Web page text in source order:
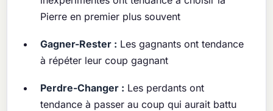
Pierre en premier plus souvent
Gagner-Rester : Les gagnants ont tendance
à répéter leur coup gagnant
Perdre-Changer : Les perdants ont
tendance à passer au coup qui aurait battu